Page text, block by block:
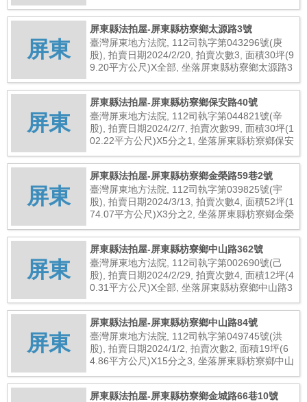
屏東
屏東縣法拍屋-屏東縣枋寮鄉太源路3號
臺灣屏東地方法院, 112司執字第043296號(庚
股), 拍賣日期2024/2/20, 拍賣次數3, 面積30坪(9
9.20平方公尺)X全部, 坐落屏東縣枋寮鄉太源路3
屏東
屏東縣法拍屋-屏東縣枋寮鄉保安路40號
臺灣屏東地方法院, 112司執字第044821號(辛
股), 拍賣日期2024/2/7, 拍賣次數99, 面積30坪(1
02.22平方公尺)X5分之1, 坐落屏東縣枋寮鄉保安
屏東
屏東縣法拍屋-屏東縣枋寮鄉金榮路59巷2號
臺灣屏東地方法院, 112司執字第039825號(宇
股), 拍賣日期2024/3/13, 拍賣次數4, 面積52坪(1
74.07平方公尺)X3分之2, 坐落屏東縣枋寮鄉金榮
屏東
屏東縣法拍屋-屏東縣枋寮鄉中山路362號
臺灣屏東地方法院, 112司執字第002690號(己
股), 拍賣日期2024/2/29, 拍賣次數4, 面積12坪(4
0.31平方公尺)X全部, 坐落屏東縣枋寮鄉中山路3
屏東
屏東縣法拍屋-屏東縣枋寮鄉中山路84號
臺灣屏東地方法院, 112司執字第049745號(洪
股), 拍賣日期2024/1/2, 拍賣次數2, 面積19坪(6
4.86平方公尺)X15分之3, 坐落屏東縣枋寮鄉中山
屏東縣法拍屋-屏東縣枋寮鄉金城路66巷10號